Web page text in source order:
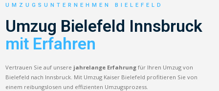
UMZUGSUNTERNEHMEN BIELEFELD
Umzug Bielefeld Innsbruck
mit Erfahren
Vertrauen Sie auf unsere jahrelange Erfahrung für Ihren Umzug von
Bielefeld nach Innsbruck. Mit Umzug Kaiser Bielefeld profitieren Sie von
einem reibungslosen und effizienten Umzugsprozess.